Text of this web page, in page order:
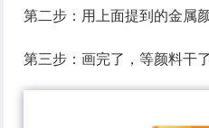
第二步：用上面提到的金属
第三步：画完了，等颜料干